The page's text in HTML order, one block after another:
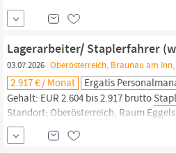
Job genau richtig für dich. Als
Materialflüsse effizient und sicher
Laakirchen bewegst du Waren präzise,
und stellst sicher, dass alles dort...
Lagerarbeiter/ Staplerfahrer
03.07.2026 Oberösterreich, Braunau am Inn,
2.917 € / Monat Ergatis
Gehalt: EUR 2.604 bis 2.917 brutto
Standort: Oberösterreich, Raum
Tagesarbeitszeit Du packst gerne mit
und behältst auch in einem